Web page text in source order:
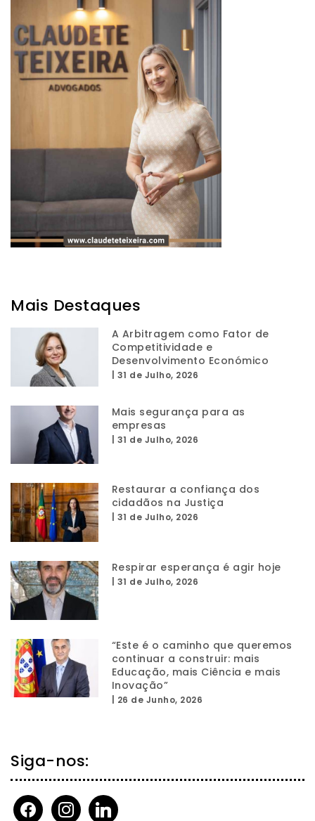
Mais Destaques
A Arbitragem como Fator de
Competitividade e
Desenvolvimento Económico
31 de Julho, 2026
Mais segurança para as
empresas
31 de Julho, 2026
Restaurar a confiança dos
cidadãos na Justiça
31 de Julho, 2026
Respirar esperança é agir hoje
31 de Julho, 2026
“Este é o caminho que queremos
continuar a construir: mais
Educação, mais Ciência e mais
Inovação”
26 de Junho, 2026
Siga-nos:
facebookinstagramlinkedin